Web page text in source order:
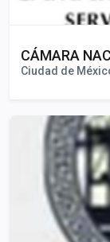
CÁMARA
Ciudad de